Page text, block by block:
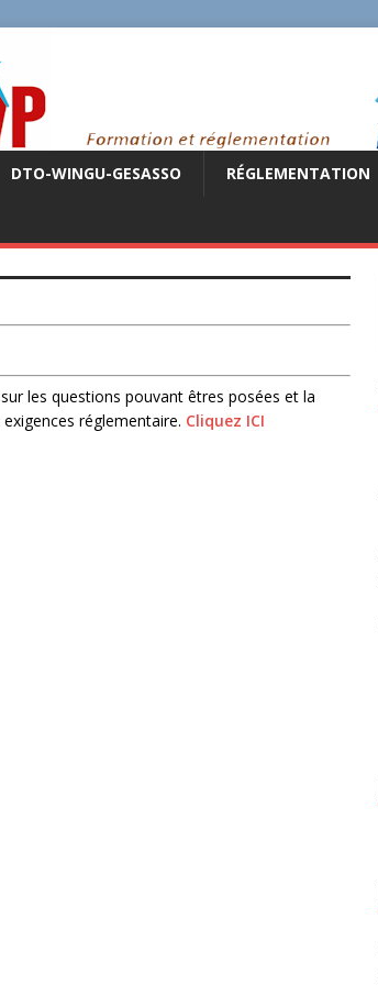
DTO-WINGU-GESASSO RÉGLEMENTATION
les questions pouvant êtres posées et la
réglementaire. Cliquez ICI